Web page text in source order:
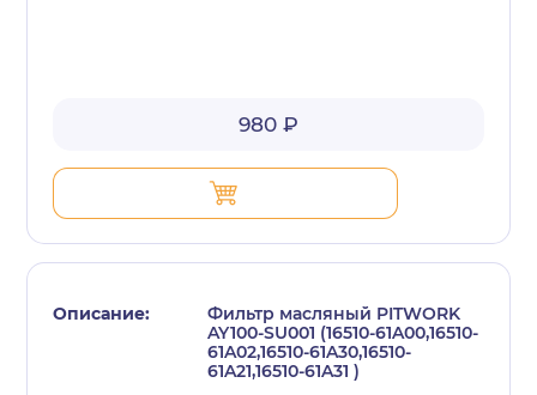
980 ₽
Фильтр масляный PITWORK
AY100-SU001 (16510-61A00,16510-
61A02,16510-61A30,16510-
61A21,16510-61A31 )